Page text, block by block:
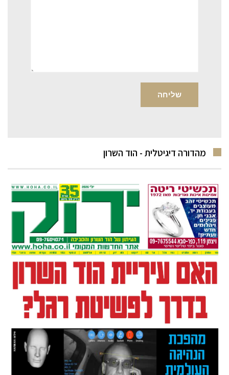
מהדורה דיגיטלית - הוד השרון